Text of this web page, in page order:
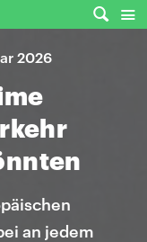
2026
an jedem